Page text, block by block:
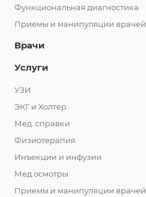
Функциональная диагностика
Приемы и манипуляции врачей
Врачи
Услуги
УЗИ
ЭКГ и Холтер
Мед. справки
Физиотерапия
Инъекции и инфузии
Мед.осмотры
Приемы и манипуляции врачей